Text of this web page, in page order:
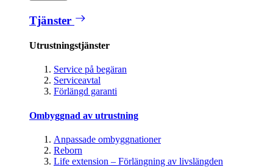
Tjänster
Utrustningstjänster
Service på begäran
Serviceavtal
Förlängd garanti
Ombyggnad av utrustning
Anpassade ombyggnationer
Reborn
Life extension – Förlängning av livslängden